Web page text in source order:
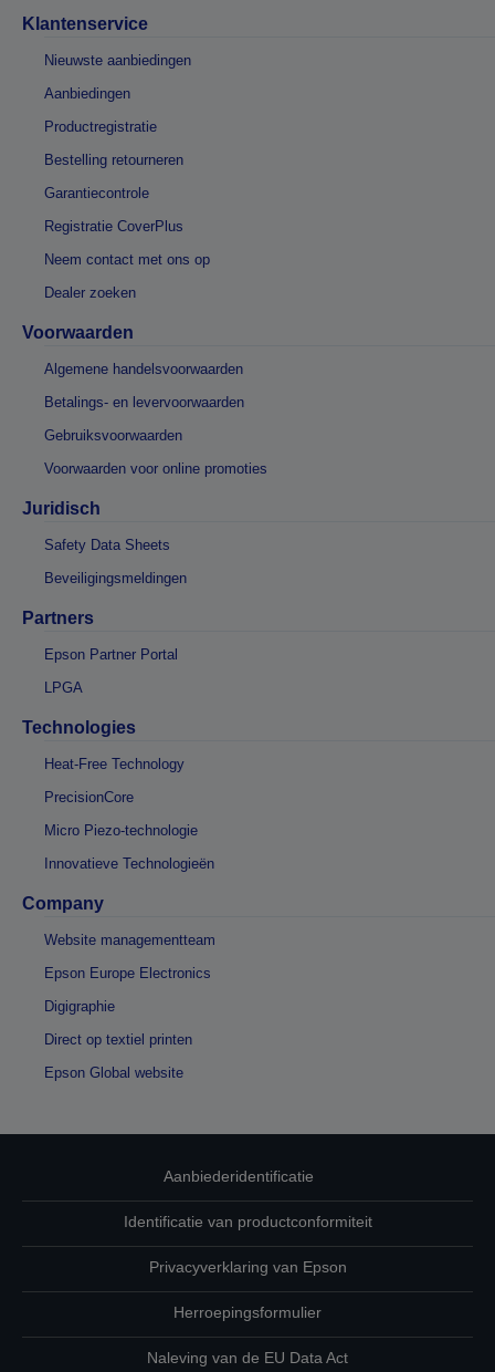
Klantenservice
Nieuwste aanbiedingen
Aanbiedingen
Productregistratie
Bestelling retourneren
Garantiecontrole
Registratie CoverPlus
Neem contact met ons op
Dealer zoeken
Voorwaarden
Algemene handelsvoorwaarden
Betalings- en levervoorwaarden
Gebruiksvoorwaarden
Voorwaarden voor online promoties
Juridisch
Safety Data Sheets
Beveiligingsmeldingen
Partners
Epson Partner Portal
LPGA
Technologies
Heat-Free Technology
PrecisionCore
Micro Piezo-technologie
Innovatieve Technologieën
Company
Website managementteam
Epson Europe Electronics
Digigraphie
Direct op textiel printen
Epson Global website
Aanbiederidentificatie
Identificatie van productconformiteit
Privacyverklaring van Epson
Herroepingsformulier
Naleving van de EU Data Act